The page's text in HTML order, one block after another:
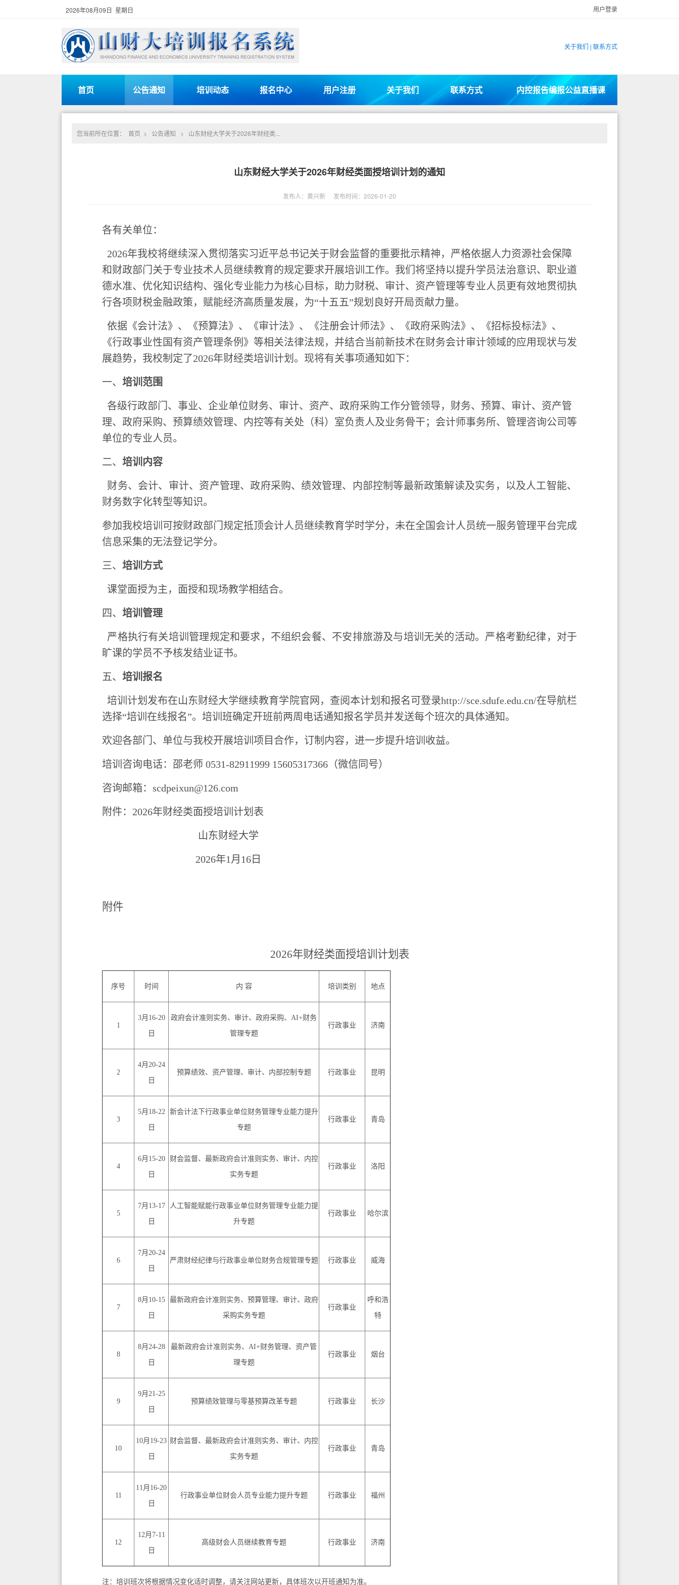
2026年08月09日 星期日 用户登录
关于我们 | 联系方式
首页 公告通知 培训动态 报名中心 用户注册 关于我们 联系方式 内控报告编报公益直播课
您当前所在位置： 首页 > 公告通知 > 山东财经大学关于2026年财经类...
山东财经大学关于2026年财经类面授培训计划的通知
发布人：黄兴新 发布时间：2026-01-20
各有关单位：
2026年我校将继续深入贯彻落实习近平总书记关于财会监督的重要批示精神，严格依据人力资源社会保障
和财政部门关于专业技术人员继续教育的规定要求开展培训工作。我们将坚持以提升学员法治意识、职业道
德水准、优化知识结构、强化专业能力为核心目标，助力财税、审计、资产管理等专业人员更有效地贯彻执
行各项财税金融政策，赋能经济高质量发展，为“十五五”规划良好开局贡献力量。
依据《会计法》、《预算法》、《审计法》、《注册会计师法》、《政府采购法》、《招标投标法》、
《行政事业性国有资产管理条例》等相关法律法规，并结合当前新技术在财务会计审计领域的应用现状与发
展趋势，我校制定了2026年财经类培训计划。现将有关事项通知如下：
一、 培训范围
各级行政部门、事业、企业单位财务、 审计、资产、政府采购工作分管领导， 财务、预算、审计、 资产管
理、政府采购、预算绩效管理、内控等有关处（科） 室负责人及业务骨干； 会计师事务所、管理咨询公司等
单位的专业人员。
二、 培训内容
财务、会计、审计、资产管理、政府采购、绩效管理、内部控制等最新政策解读及实务，以及人工智能、
财务数字化转型等知识。
参加我校培训可按财政部门规定抵顶会计人员继续教育学时学分，未在全国会计人员统一服务管理平台完成
信息采集的无法登记学分。
三、 培训方式
课堂面授为主，面授和现场教学相结合。
四、 培训管理
严格执行有关培训管理规定和要求，不组织会餐、不安排旅游及与培训无关的活动。严格考勤纪律，对于
旷课的学员不予核发结业证书。
五、 培训报名
培训计划发布在山东财经大学继续教育学院官网，查阅本计划和报名可登录http://sce.sdufe.edu.cn/在导航栏
选择“培训在线报名”。培训班确定开班前两周电话通知报名学员并发送每个班次的具体通知。
欢迎各部门、单位与我校开展培训项目合作，订制内容，进一步提升培训收益。
培训咨询电话：邵老师 0531-82911999 15605317366（微信同号）
咨询邮箱： scdpeixun@126.com
附件： 2026年财经类面授培训计划表
山东财经大学
2026年1月16日
附件
2026年财经类面授培训计划表
序号 时间 内 容 培训类别 地点
1
3月16-20
日
政府会计准则实务、审计、政府采购、 AI+财务
管理专题
行政事业 济南
2
4月20-24
日
预算绩效、资产管理、审计、内部控制专题 行政事业 昆明
3
5月18-22
日
新会计法下行政事业单位财务管理专业能力提升
专题
行政事业 青岛
4
6月15-20
日
财会监督、最新政府会计准则实务、审计、内控
实务专题
行政事业 洛阳
5
7月13-17
日
人工智能赋能行政事业单位财务管理专业能力提
升专题
行政事业 哈尔滨
6
7月20-24
日
严肃财经纪律与行政事业单位财务合规管理专题 行政事业 威海
7
8月10-15
日
最新政府会计准则实务、预算管理、审计、政府
采购实务专题
行政事业
呼和浩
特
8
8月24-28
日
最新政府会计准则实务、 AI+财务管理、资产管
理专题
行政事业 烟台
9
9月21-25
日
预算绩效管理与零基预算改革专题 行政事业 长沙
10
10月19-23
日
财会监督、最新政府会计准则实务、审计、内控
实务专题
行政事业 青岛
11
11月16-20
日
行政事业单位财会人员专业能力提升专题 行政事业 福州
12
12月7-11
日
高级财会人员继续教育专题 行政事业 济南
注：培训班次将根据情况变化适时调整，请关注网站更新，具体班次以开班通知为准。